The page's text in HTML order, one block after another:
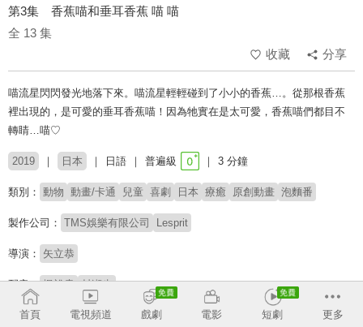
第3集 香蕉喵和垂耳香蕉 喵 喵
全 13 集
收藏
分享
喵流星閃閃發光地落下來。喵流星輕輕碰到了小小的香蕉…。從那根香蕉
裡出現的，是可愛的垂耳香蕉喵！因為牠實在是太可愛，香蕉喵們都目不
轉睛…喵♡
2019 日本 日語 普遍級 3 分鐘
類別： 動物 動畫/卡通 兒童 喜劇 日本 療癒 原創動畫 泡麵番
製作公司： TMS娛樂有限公司 Lesprit
導演： 矢立恭
配音： 梶裕貴 村瀬歩
原著：
首頁 電視頻道 戲劇 電影 短劇 更多